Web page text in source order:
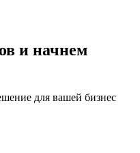
и начнем
для вашей бизнес